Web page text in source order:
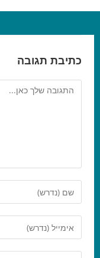
כתיבת תגובה